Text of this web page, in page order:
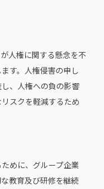
人権に関する懸念を不
す。人権侵害の申し
、人権への負の影響
スクを軽減するため
めに、グループ企業
教育及び研修を継続